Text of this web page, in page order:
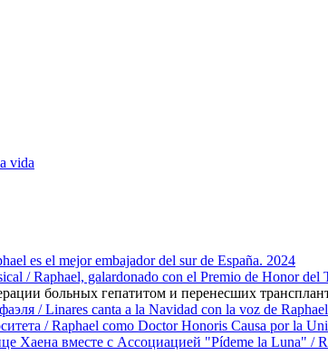
vida
es el mejor embajador del sur de España. 2024
/ Raphael, galardonado con el Premio de Honor del
больных гепатитом и перенесших
/ Linares canta a la Navidad con la voz de
/ Raphael como Doctor Honoris Causa por la
Хаена вместе с Ассоциацией "Pídeme la Luna" /